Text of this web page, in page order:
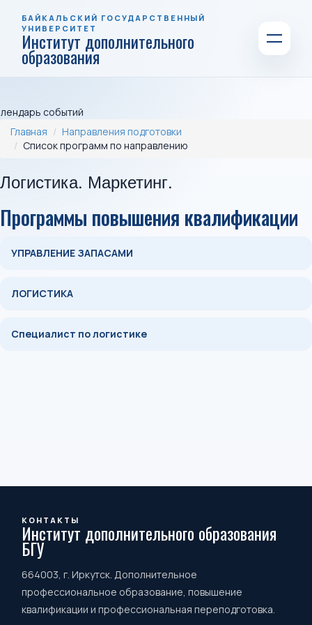
БАЙКАЛЬСКИЙ ГОСУДАРСТВЕННЫЙ
УНИВЕРСИТЕТ
Институт дополнительного
образования
событий
Главная
Направления подготовки
Список программ по направлению
Логистика. Маркетинг.
Программы повышения квалификации
УПРАВЛЕНИЕ ЗАПАСАМИ
ЛОГИСТИКА
Специалист по логистике
КОНТАКТЫ
Институт дополнительного образования
БГУ
664003, г. Иркутск. Дополнительное
профессиональное образование, повышение
квалификации и профессиональная переподготовка.